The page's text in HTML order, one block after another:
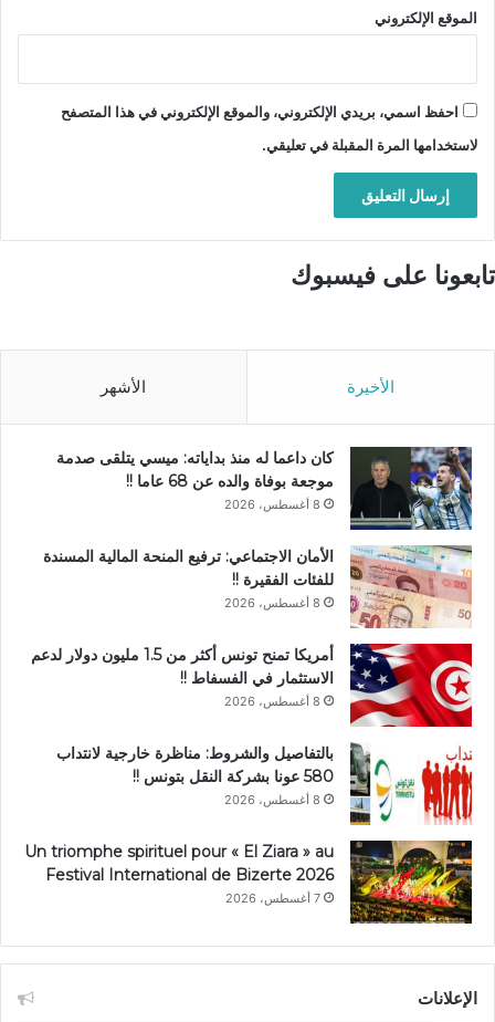
الموقع الإلكتروني
احفظ اسمي، بريدي الإلكتروني، والموقع الإلكتروني في هذا المتصفح
لاستخدامها المرة المقبلة في تعليقي.
تابعونا على فيسبوك
الأخيرة الأشهر
كان داعما له منذ بداياته: ميسي يتلقى صدمة
موجعة بوفاة والده عن 68 عاما !!
8 أغسطس، 2026
الأمان الاجتماعي: ترفيع المنحة المالية المسندة
للفئات الفقيرة !!
8 أغسطس، 2026
أمريكا تمنح تونس أكثر من 1.5 مليون دولار لدعم
الاستثمار في الفسفاط !!
8 أغسطس، 2026
بالتفاصيل والشروط: مناظرة خارجية لانتداب
580 عونا بشركة النقل بتونس !!
8 أغسطس، 2026
Un triomphe spirituel pour « El Ziara » au
Festival International de Bizerte 2026
7 أغسطس، 2026
الإعلانات